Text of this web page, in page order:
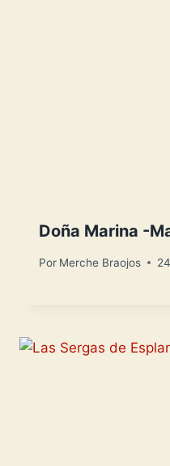
Doña Marina -
Por Merche Braojos